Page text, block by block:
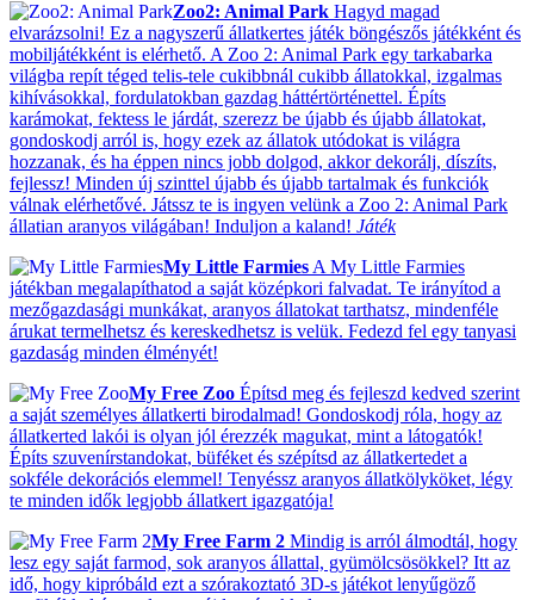
Zoo2: Animal Park Hagyd magad
elvarázsolni! Ez a nagyszerű állatkertes játék böngészős játékként és
mobiljátékként is elérhető. A Zoo 2: Animal Park egy tarkabarka
világba repít téged telis-tele cukibbnál cukibb állatokkal, izgalmas
kihívásokkal, fordulatokban gazdag háttértörténettel. Építs
karámokat, fektess le járdát, szerezz be újabb és újabb állatokat,
gondoskodj arról is, hogy ezek az állatok utódokat is világra
hozzanak, és ha éppen nincs jobb dolgod, akkor dekorálj, díszíts,
fejlessz! Minden új szinttel újabb és újabb tartalmak és funkciók
válnak elérhetővé. Játssz te is ingyen velünk a Zoo 2: Animal Park
állatian aranyos világában! Induljon a kaland! Játék
My Little Farmies A My Little Farmies
játékban megalapíthatod a saját középkori falvadat. Te irányítod a
mezőgazdasági munkákat, aranyos állatokat tarthatsz, mindenféle
árukat termelhetsz és kereskedhetsz is velük. Fedezd fel egy tanyasi
gazdaság minden élményét!
My Free Zoo Építsd meg és fejleszd kedved szerint
a saját személyes állatkerti birodalmad! Gondoskodj róla, hogy az
állatkerted lakói is olyan jól érezzék magukat, mint a látogatók!
Építs szuvenírstandokat, büféket és szépítsd az állatkertedet a
sokféle dekorációs elemmel! Tenyéssz aranyos állatkölyköket, légy
te minden idők legjobb állatkert igazgatója!
My Free Farm 2 Mindig is arról álmodtál, hogy
lesz egy saját farmod, sok aranyos állattal, gyümölcsösökkel? Itt az
idő, hogy kipróbáld ezt a szórakoztató 3D-s játékot lenyűgöző